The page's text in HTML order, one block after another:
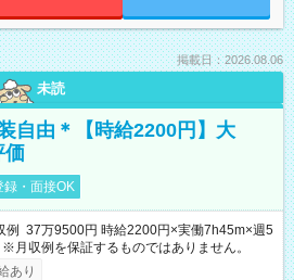
掲載日：2026.08.06
未読
自由＊【時給2200円】大
価
録・面接OK
37万9500円 時給2200円×実働7h45m×週5
月収例を保証するものではありません。
あり